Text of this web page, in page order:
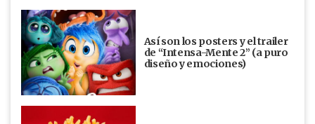
Así son los posters y el trailer
de “Intensa-Mente 2” (a puro
diseño y emociones)